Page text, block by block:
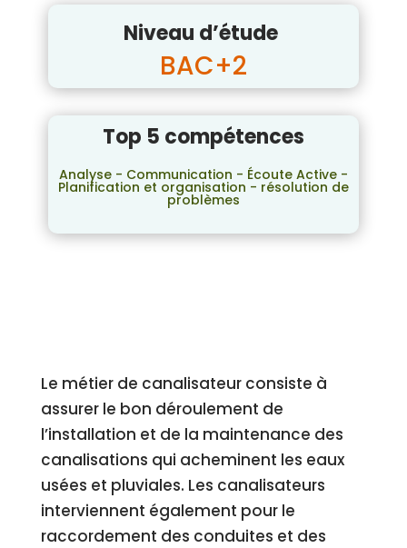
Niveau d’étude
BAC+2
Top 5 compétences
Analyse - Communication - Écoute Active -
Planification et organisation - résolution de
problèmes
Le métier de canalisateur consiste à
assurer le bon déroulement de
l’installation et de la maintenance des
canalisations qui acheminent les eaux
usées et pluviales. Les canalisateurs
interviennent également pour le
raccordement des conduites et des